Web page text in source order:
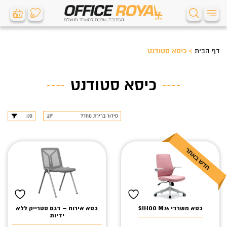
0 0
דף הבית > כיסא סטודנט
כיסא סטודנט
סנן
כסא משרדי SIHOO M76
כסא אירוח – דגם סטרייק ללא
ידיות